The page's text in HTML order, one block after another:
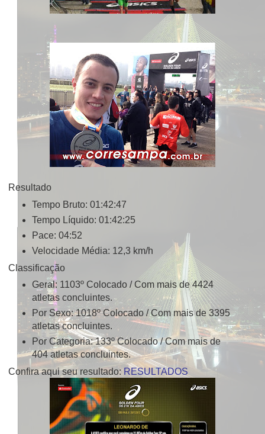
Resultado
Tempo Bruto: 01:42:47
Tempo Líquido: 01:42:25
Pace: 04:52
Velocidade Média: 12,3 km/h
Classificação
Geral: 1103º Colocado / Com mais de 4424
atletas concluintes.
Por Sexo: 1018º Colocado / Com mais de 3395
atletas concluintes.
Por Categoria: 133º Colocado / Com mais de
404 atletas concluintes.
Confira aqui seu resultado:RESULTADOS